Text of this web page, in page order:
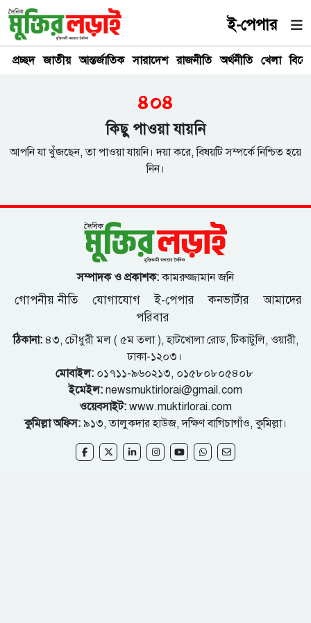
ই-পেপার
প্রচ্ছদ জাতীয় আন্তর্জাতিক সারাদেশ রাজনীতি অর্থনীতি খেলা
৪০৪
কিছু পাওয়া যায়নি
আপনি যা খুঁজছেন, তা পাওয়া যায়নি। দয়া করে, বিষয়টি সম্পর্কে নিশ্চিত হয়ে
নিন।
সম্পাদক ও প্রকাশক:কামরুজ্জামান জনি
গোপনীয় নীতি যোগাযোগ ই-পেপার কনভার্টার
আমাদের
পরিবার
ঠিকানা:৪৩, চৌধুরী মল ( ৫ম তলা ), হাটখোলা রোড, টিকাটুলি, ওয়ারী,
ঢাকা-১২০৩।
মোবাইল:০১৭১১-৯৬০২১৩, ০১৫৮০৮০৫৪০৮
ইমেইল: newsmuktirlorai@gmail.com
ওয়েবসাইট: www.muktirlorai.com
কুমিল্লা অফিস: ৯১৩, তালুকদার হাউজ, দক্ষিণ বাগিচাগাঁও, কুমিল্লা।